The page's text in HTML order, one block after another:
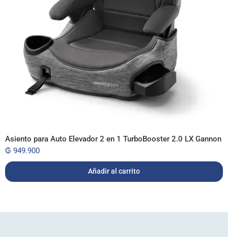
Asiento para Auto Elevador 2 en 1 TurboBooster 2.0 LX Gannon
₲ 949.900
Añadir al carrito